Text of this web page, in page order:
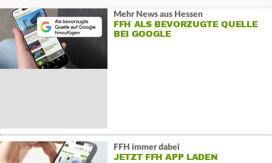
Mehr News aus Hessen
FFH ALS BEVORZUGTE QUELLE
BEI GOOGLE
FFH immer dabei
JETZT FFH APP LADEN